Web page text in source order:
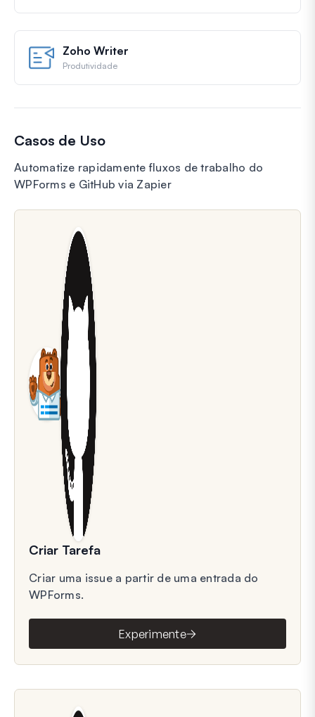
Zoho Writer
Produtividade
Casos de Uso
Automatize rapidamente fluxos de trabalho do
WPForms e GitHub via Zapier
Criar Tarefa
Criar uma issue a partir de uma entrada do
WPForms.
Experimente